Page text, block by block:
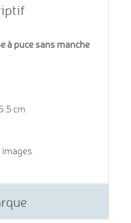
à puce sans manche
cm